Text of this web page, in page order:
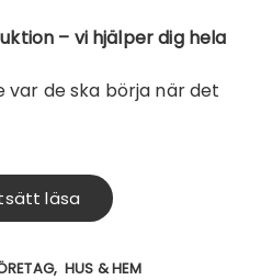
– vi hjälper dig hela
de ska börja när det
läsa
HUS & HEM